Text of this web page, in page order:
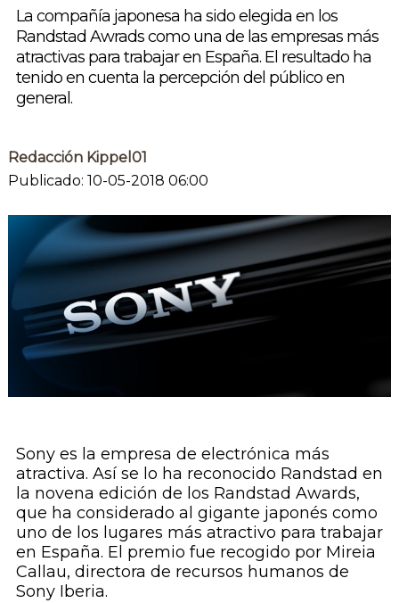
La compañía japonesa ha sido elegida en los
Randstad Awrads como una de las empresas más
atractivas para trabajar en España. El resultado ha
tenido en cuenta la percepción del público en
general.
Redacción Kippel01
Publicado: 10-05-2018 06:00
Sony es la empresa de electrónica más
atractiva. Así se lo ha reconocido Randstad en
la novena edición de los Randstad Awards,
que ha considerado al gigante japonés como
uno de los lugares más atractivo para trabajar
en España. El premio fue recogido por Mireia
Callau, directora de recursos humanos de
Sony Iberia.